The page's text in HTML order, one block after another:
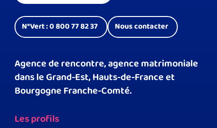
N°Vert : 0 800 77 82 37 Nous contacter
Agence de rencontre, agence matrimoniale
dans le Grand-Est, Hauts-de-France et
Bourgogne Franche-Comté.
Les profils